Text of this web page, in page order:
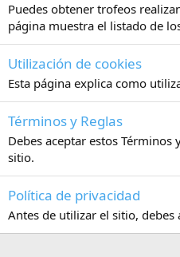
Puedes obtener trofeos
página muestra el listado de
Utilización de cookies
Esta página explica como
Términos y Reglas
Debes aceptar estos Términos
sitio.
Política de privacidad
Antes de utilizar el sitio, debes